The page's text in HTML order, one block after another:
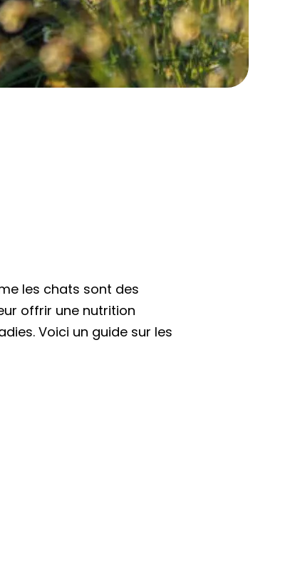
les chats sont des
offrir une nutrition
Voici un guide sur les